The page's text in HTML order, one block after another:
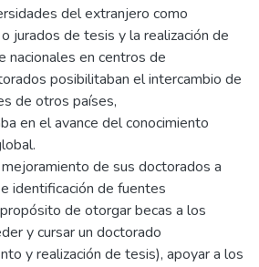
del extranjero como
jurados de tesis y la realización de
nacionales en centros de
posibilitaban el intercambio de
de otros países,
en el avance del conocimiento
de sus doctorados a
identificación de fuentes
de otorgar becas a los
y cursar un doctorado
y realización de tesis), apoyar a los